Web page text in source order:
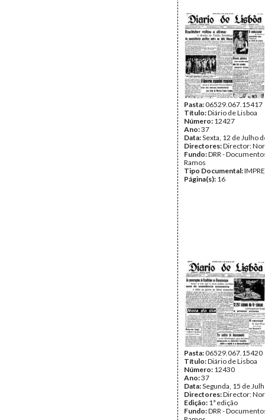
Pasta:06529.067.15417
Título:Diário de Lisboa
Número: 12427
Ano:37
Data:Sexta, 12 de Julho
Directores:Director:
Fundo:DRR -
Ramos
Tipo Documental:
Página(s): 16
Pasta:06529.067.15420
Título:Diário de Lisboa
Número: 12430
Ano:37
Data:Segunda, 15 de
Directores:Director:
Edição: 1ª edição
Fundo:DRR -